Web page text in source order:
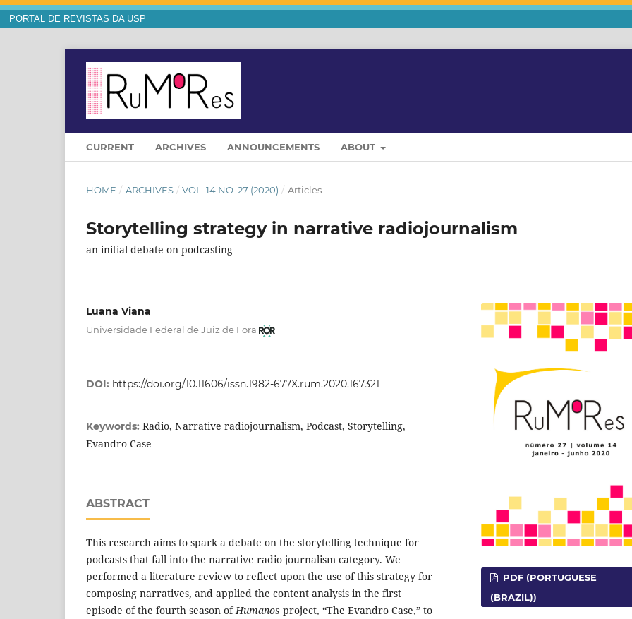
PORTAL DE REVISTAS DA USP
CURRENT ARCHIVES ANNOUNCEMENTS ABOUT
HOME / ARCHIVES / VOL. 14 NO. 27 (2020) / Articles
Storytelling strategy in narrative radiojournalism
an initial debate on podcasting
Luana Viana
Universidade Federal de Juiz de Fora
DOI: https://doi.org/10.11606/issn.1982-677X.rum.2020.167321
Keywords: Radio, Narrative radiojournalism, Podcast, Storytelling,
Evandro Case
ABSTRACT
This research aims to spark a debate on the storytelling technique for
podcasts that fall into the narrative radio journalism category. We
performed a literature review to reflect upon the use of this strategy for
composing narratives, and applied the content analysis in the first
episode of the fourth season ofHumanos project, “The Evandro Case,” to
PDF (PORTUGUESE
(BRAZIL))